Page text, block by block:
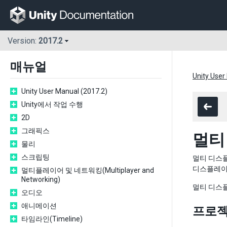
Version: 2017.2
매뉴얼
Unity User Manual (2017.2)
Unity에서 작업 수행
2D
그래픽스
물리
스크립팅
멀티플레이어 및 네트워킹(Multiplayer and
Networking)
오디오
애니메이션
타임라인(Timeline)
Unity
멀
멀티 디스
디스플레
멀티 디스
프로